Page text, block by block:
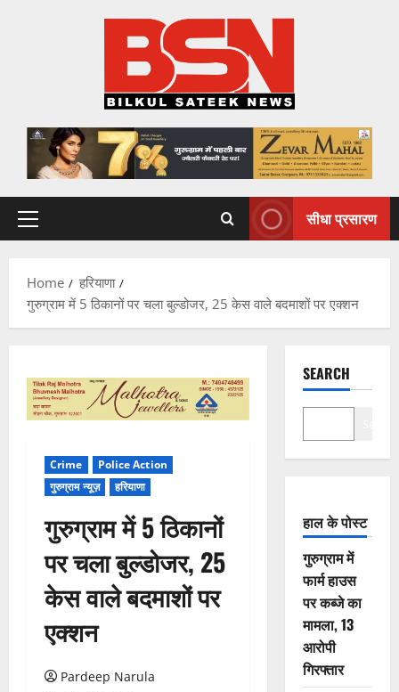
Primary
सीधा प्रसारण
Home
हरियाणा
गुरुग्राम में 5 ठिकानों पर चला बुल्डोजर, 25 केस वाले बदमाशों पर एक्शन
Crime
Police Action
गुरुग्राम न्यूज़
हरियाणा
गुरुग्राम में 5 ठिकानों
पर चला बुल्डोजर, 25
केस वाले बदमाशों पर
एक्शन
Pardeep Narula
SEARCH
हाल के पोस्ट
गुरुग्राम में
फार्म हाउस
पर कब्जे का
मामला, 13
आरोपी
गिरफ्तार